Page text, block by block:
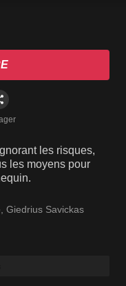
les risques,
les moyens pour
, Giedrius Savickas